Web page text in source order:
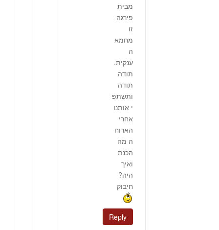
מבית
פירגה
זו
מחמא
ה
ענקית.
תודה
תודה
ותשתפ
י אותנו
אחרי
הארוח
ה מה
הכנת
ואיך
היה?
חיבוק
Reply